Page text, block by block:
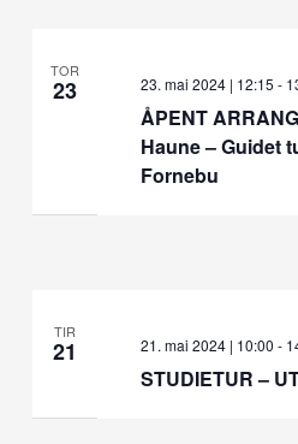
TOR
23
ÅPENT
Haune – Guidet
Fornebu
23. mai 2024 | 12:15 -
TIR
21
STUDIETUR –
21. mai 2024 | 10:00 -